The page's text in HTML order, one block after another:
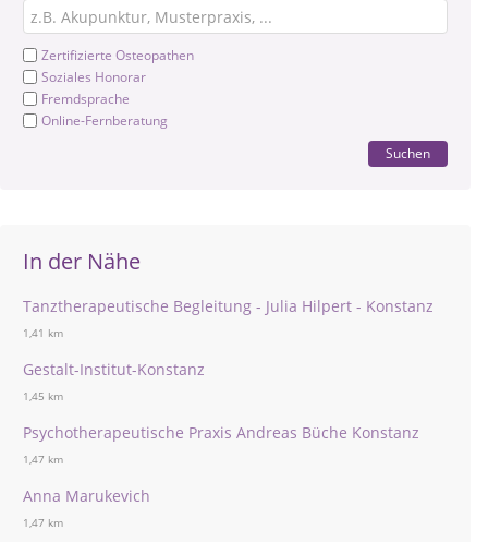
Zertifizierte Osteopathen
Soziales Honorar
Fremdsprache
Online-Fernberatung
Suchen
In der Nähe
Tanztherapeutische Begleitung - Julia Hilpert - Konstanz
1,41 km
Gestalt-Institut-Konstanz
1,45 km
Psychotherapeutische Praxis Andreas Büche Konstanz
1,47 km
Anna Marukevich
1,47 km